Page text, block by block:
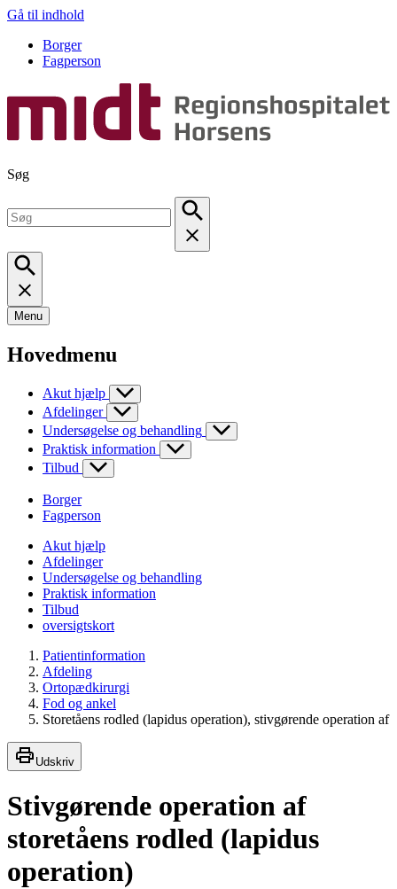
Gå til indhold
Borger
Fagperson
Søg
Menu
Hovedmenu
Akut hjælp
Afdelinger
Undersøgelse og behandling
Praktisk information
Tilbud
Borger
Fagperson
Akut hjælp
Afdelinger
Undersøgelse og behandling
Praktisk information
Tilbud
oversigtskort
Patientinformation
Afdeling
Ortopædkirurgi
Fod og ankel
Storetåens rodled (lapidus operation), stivgørende operation af
Udskriv
Stivgørende operation af
storetåens rodled (lapidus
operation)